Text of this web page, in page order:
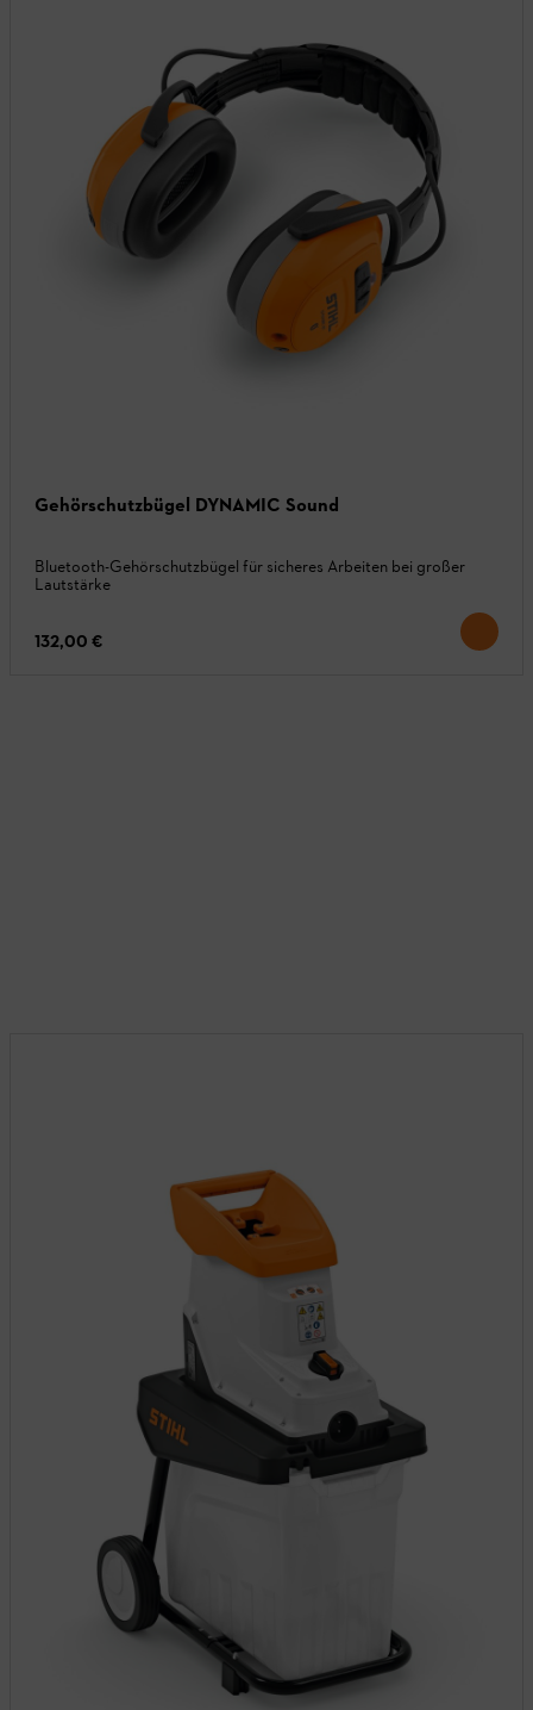
Gehörschutzbügel DYNAMIC Sound
Bluetooth-Gehörschutzbügel für sicheres Arbeiten bei großer
Lautstärke
132,00 €